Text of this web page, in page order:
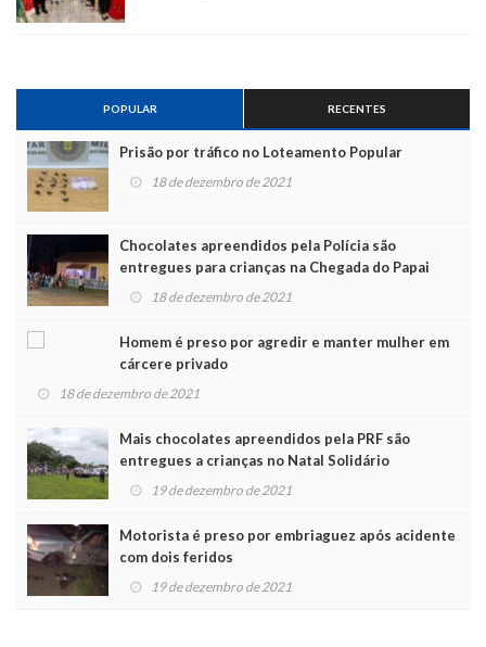
POPULAR RECENTES
Prisão por tráfico no Loteamento Popular
18 de dezembro de 2021
Chocolates apreendidos pela Polícia são
entregues para crianças na Chegada do Papai
Noel 18 de dezembro de 2021
Homem é preso por agredir e manter mulher em
cárcere privado
18 de dezembro de 2021
Mais chocolates apreendidos pela PRF são
entregues a crianças no Natal Solidário
19 de dezembro de 2021
Motorista é preso por embriaguez após acidente
com dois feridos
19 de dezembro de 2021